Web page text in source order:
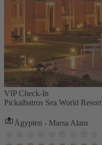
VIP Check-In
Pickalbatros Sea World Resort
Ägypten - Marsa Alam